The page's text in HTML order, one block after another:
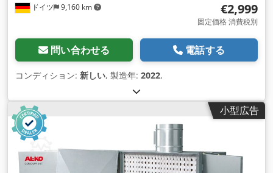
ドイツ 9,160 km €2,999
固定価格 消費税別
問い合わせる 電話する
コンディション: 新しい, 製造年: 2022,
小型広告